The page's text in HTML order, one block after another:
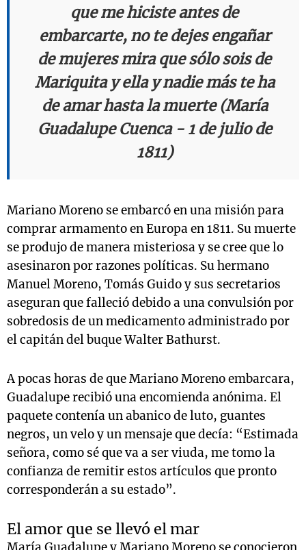
que me hiciste antes de
embarcarte, no te dejes engañar
de mujeres mira que sólo sois de
Mariquita y ella y nadie más te ha
de amar hasta la muerte (María
Guadalupe Cuenca - 1 de julio de
1811)
Mariano Moreno se embarcó en una misión para
comprar armamento en Europa en 1811. Su muerte
se produjo de manera misteriosa y se cree que lo
asesinaron por razones políticas. Su hermano
Manuel Moreno, Tomás Guido y sus secretarios
aseguran que falleció debido a una convulsión por
sobredosis de un medicamento administrado por
el capitán del buque Walter Bathurst.
A pocas horas de que Mariano Moreno embarcara,
Guadalupe recibió una encomienda anónima. El
paquete contenía un abanico de luto, guantes
negros, un velo y un mensaje que decía: “Estimada
señora, como sé que va a ser viuda, me tomo la
confianza de remitir estos artículos que pronto
corresponderán a su estado”.
El amor que se llevó el mar